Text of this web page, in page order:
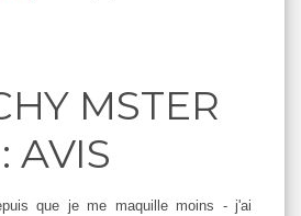
MSTER
AVIS
que je me maquille moins - j'ai